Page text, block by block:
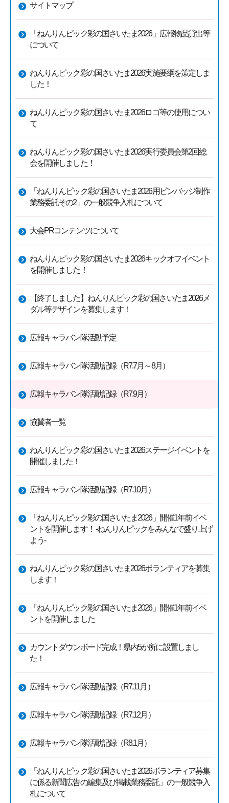
サイトマップ
「ねんりんピック彩の国さいたま2026」広報物品貸出等
について
ねんりんピック彩の国さいたま2026実施要綱を策定しま
した！
ねんりんピック彩の国さいたま2026ロゴ等の使用につい
て
ねんりんピック彩の国さいたま2026実行委員会第2回総
会を開催しました！
「ねんりんピック彩の国さいたま2026用ピンバッジ制作
業務委託その2」の一般競争入札について
大会PRコンテンツについて
ねんりんピック彩の国さいたま2026キックオフイベント
を開催しました！
【終了しました】ねんりんピック彩の国さいたま2026メ
ダル等デザインを募集します！
広報キャラバン隊活動予定
広報キャラバン隊活動記録（R7.7月～8月）
広報キャラバン隊活動記録（R7.9月）
協賛者一覧
ねんりんピック彩の国さいたま2026ステージイベントを
開催しました！
広報キャラバン隊活動記録（R7.10月）
「ねんりんピック彩の国さいたま2026」開催1年前イベ
ントを開催します！ -ねんりんピックをみんなで盛り上げ
よう-
ねんりんピック彩の国さいたま2026ボランティアを募集
します！
「ねんりんピック彩の国さいたま2026」開催1年前イベ
ントを開催しました
カウントダウンボード完成！県内5か所に設置しまし
た！
広報キャラバン隊活動記録（R7.11月）
広報キャラバン隊活動記録（R7.12月）
広報キャラバン隊活動記録（R8.1月）
「ねんりんピック彩の国さいたま2026ボランティア募集
に係る新聞広告の編集及び掲載業務委託」の一般競争入
札について